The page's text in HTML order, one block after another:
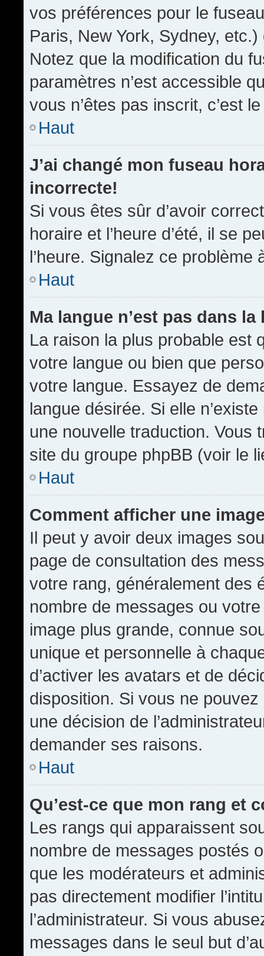
vos préférences pour le
Paris, New York, Sydney,
Notez que la modification du
paramètres n’est accessible
vous n’êtes pas inscrit, c’est
Haut
J’ai changé mon fuseau
incorrecte!
Si vous êtes sûr d’avoir
horaire et l’heure d’été, il se
l’heure. Signalez ce problème
Haut
Ma langue n’est pas dans la
La raison la plus probable est
votre langue ou bien que
votre langue. Essayez de
langue désirée. Si elle
une nouvelle traduction. Vous
site du groupe phpBB (voir le
Haut
Comment afficher une
Il peut y avoir deux images
page de consultation des
votre rang, généralement des
nombre de messages ou
image plus grande, connue
unique et personnelle à
d’activer les avatars et de
disposition. Si vous ne pouvez
une décision de
demander ses raisons.
Haut
Qu’est-ce que mon rang et
Les rangs qui apparaissent
nombre de messages postés
que les modérateurs et
pas directement modifier
l’administrateur. Si vous
messages dans le seul but